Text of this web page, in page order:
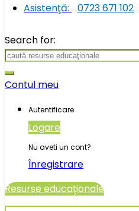
Asistenţă:
0723 671 102
Search for:
Contul meu
Autentificare
Logare
Nu aveti un cont?
Înregistrare
Resurse educaţionale